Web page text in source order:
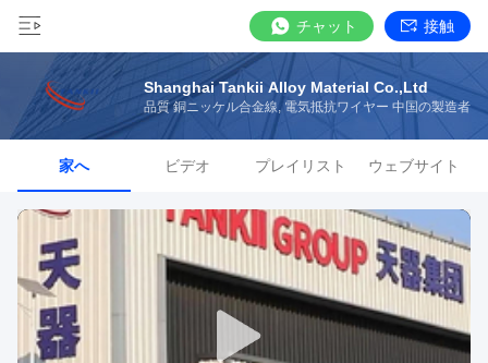
チャット 接触
Shanghai Tankii Alloy Material Co.,Ltd
品質 銅ニッケル合金線, 電気抵抗ワイヤー 中国の製造者
家へ ビデオ プレイリスト ウェブサイト